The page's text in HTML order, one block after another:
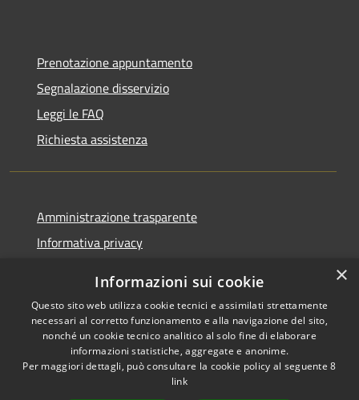
Prenotazione appuntamento
Segnalazione disservizio
Leggi le FAQ
Richiesta assistenza
Amministrazione trasparente
Informativa privacy
Dichiarazione di accessibilità
RSS
Copyright © 2026 • Comune di
×
Informazioni sui cookie
Questo sito web utilizza cookie tecnici e assimilati strettamente
necessari al corretto funzionamento e alla navigazione del sito,
nonché un cookie tecnico analitico al solo fine di elaborare
informazioni statistiche, aggregate e anonime.
Per maggiori dettagli, può consultare la cookie policy al seguente8
link